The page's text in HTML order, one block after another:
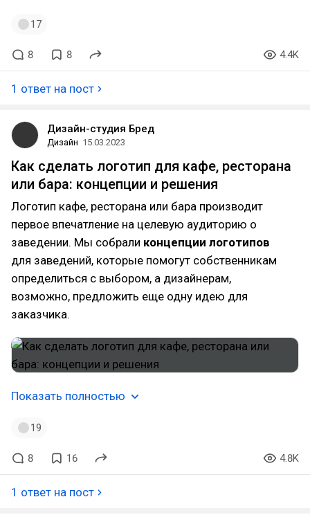
17
8 8 4.4K
1 ответ на пост
Дизайн-студия Бред
Дизайн 15.03.2023
Как сделать логотип для кафе, ресторана
или бара: концепции и решения
Логотип кафе, ресторана или бара производит
первое впечатление на целевую аудиторию о
заведении. Мы собрали концепции логотипов
для заведений, которые помогут собственникам
определиться с выбором, а дизайнерам,
возможно, предложить еще одну идею для
заказчика.
Показать полностью
19
8 16 4.8K
1 ответ на пост